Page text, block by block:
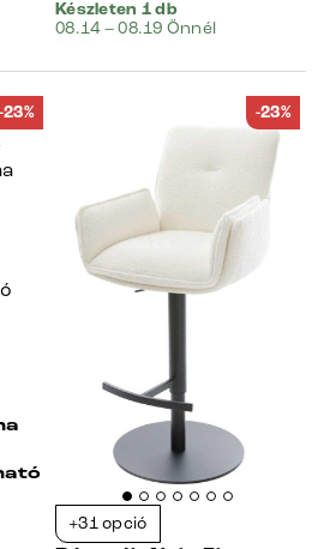
Készleten 1 db
08.14 – 08.19 Önnél
-23% -23%
+31 opció